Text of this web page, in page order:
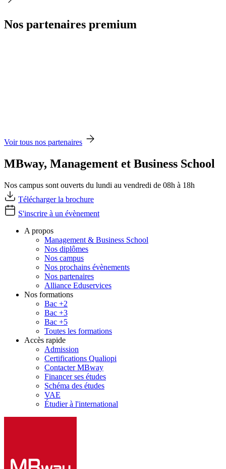
Nos partenaires premium
Voir tous nos partenaires
MBway, Management et Business School
Nos campus sont ouverts du lundi au vendredi de 08h à 18h
Télécharger la brochure
S'inscrire à un évènement
A propos
Management & Business School
Nos diplômes
Nos campus
Nos prochains évènements
Nos partenaires
Alliance Eduservices
Nos formations
Bac +2
Bac +3
Bac +5
Toutes les formations
Accès rapide
Admission
Certifications Qualiopi
Contacter MBway
Financer ses études
Schéma des études
VAE
Étudier à l'international